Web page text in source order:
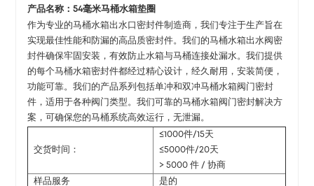
产品名称：54毫米马桶水箱垫圈
作为专业的马桶水箱出水口密封件制造商，我们专注于生产旨在
实现最佳性能和防漏的高品质密封件。我们的马桶水箱出水阀密
封件确保牢固安装，有效防止水箱与马桶连接处漏水。我们提供
的每个马桶水箱密封件都经过精心设计，经久耐用，安装简便，
功能可靠。我们的产品系列包括单冲和双冲马桶水箱阀门密封
件，适用于各种阀门类型。我们可靠的马桶水箱阀门密封解决方
案，可确保您的马桶系统高效运行，无泄漏。
交货时间：
≤1000件/15天
≤5000件/20天
> 5000 件 / 协商
样品服务 是的